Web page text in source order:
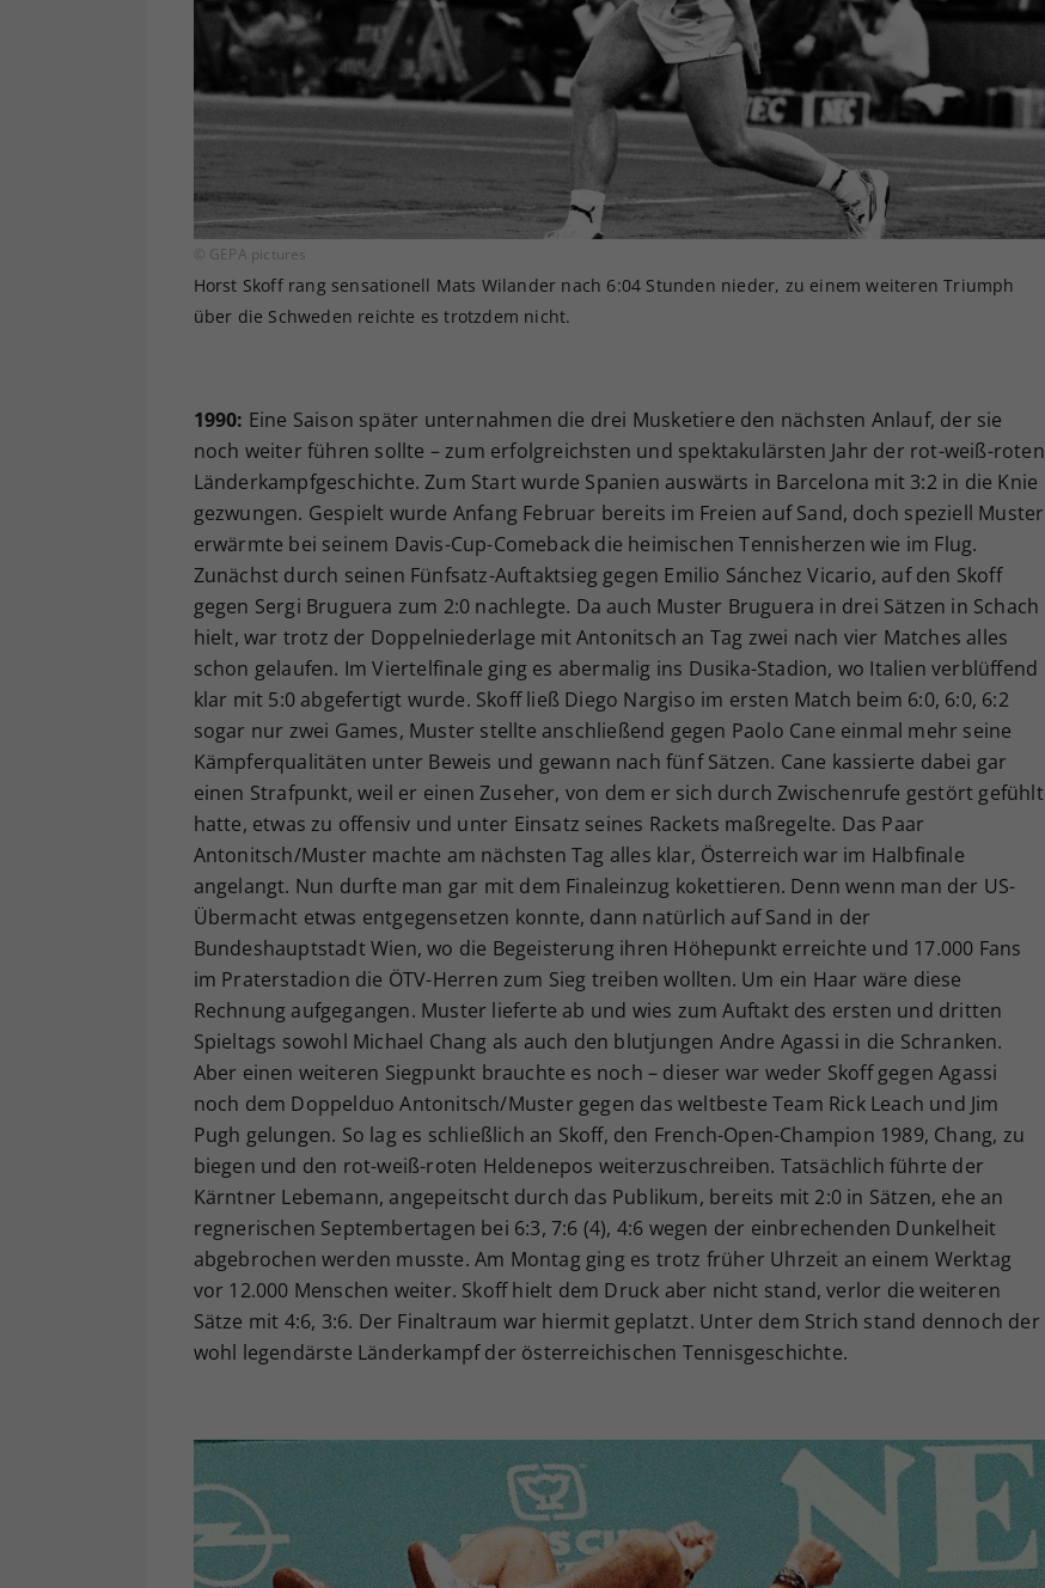
© GEPA pictures
Horst Skoff rang sensationell Mats Wilander nach 6:04 Stunden nieder, zu einem weiteren Triumph
über die Schweden reichte es trotzdem nicht.
1990: Eine Saison später unternahmen die drei Musketiere den nächsten Anlauf, der sie
noch weiter führen sollte – zum erfolgreichsten und spektakulärsten Jahr der rot-weiß-roten
Länderkampfgeschichte. Zum Start wurde Spanien auswärts in Barcelona mit 3:2 in die Knie
gezwungen. Gespielt wurde Anfang Februar bereits im Freien auf Sand, doch speziell Muster
erwärmte bei seinem Davis-Cup-Comeback die heimischen Tennisherzen wie im Flug.
Zunächst durch seinen Fünfsatz-Auftaktsieg gegen Emilio Sánchez Vicario, auf den Skoff
gegen Sergi Bruguera zum 2:0 nachlegte. Da auch Muster Bruguera in drei Sätzen in Schach
hielt, war trotz der Doppelniederlage mit Antonitsch an Tag zwei nach vier Matches alles
schon gelaufen. Im Viertelfinale ging es abermalig ins Dusika-Stadion, wo Italien verblüffend
klar mit 5:0 abgefertigt wurde. Skoff ließ Diego Nargiso im ersten Match beim 6:0, 6:0, 6:2
sogar nur zwei Games, Muster stellte anschließend gegen Paolo Cane einmal mehr seine
Kämpferqualitäten unter Beweis und gewann nach fünf Sätzen. Cane kassierte dabei gar
einen Strafpunkt, weil er einen Zuseher, von dem er sich durch Zwischenrufe gestört gefühlt
hatte, etwas zu offensiv und unter Einsatz seines Rackets maßregelte. Das Paar
Antonitsch/Muster machte am nächsten Tag alles klar, Österreich war im Halbfinale
angelangt. Nun durfte man gar mit dem Finaleinzug kokettieren. Denn wenn man der US-
Übermacht etwas entgegensetzen konnte, dann natürlich auf Sand in der
Bundeshauptstadt Wien, wo die Begeisterung ihren Höhepunkt erreichte und 17.000 Fans
im Praterstadion die ÖTV-Herren zum Sieg treiben wollten. Um ein Haar wäre diese
Rechnung aufgegangen. Muster lieferte ab und wies zum Auftakt des ersten und dritten
Spieltags sowohl Michael Chang als auch den blutjungen Andre Agassi in die Schranken.
Aber einen weiteren Siegpunkt brauchte es noch – dieser war weder Skoff gegen Agassi
noch dem Doppelduo Antonitsch/Muster gegen das weltbeste Team Rick Leach und Jim
Pugh gelungen. So lag es schließlich an Skoff, den French-Open-Champion 1989, Chang, zu
biegen und den rot-weiß-roten Heldenepos weiterzuschreiben. Tatsächlich führte der
Kärntner Lebemann, angepeitscht durch das Publikum, bereits mit 2:0 in Sätzen, ehe an
regnerischen Septembertagen bei 6:3, 7:6 (4), 4:6 wegen der einbrechenden Dunkelheit
abgebrochen werden musste. Am Montag ging es trotz früher Uhrzeit an einem Werktag
vor 12.000 Menschen weiter. Skoff hielt dem Druck aber nicht stand, verlor die weiteren
Sätze mit 4:6, 3:6. Der Finaltraum war hiermit geplatzt. Unter dem Strich stand dennoch der
wohl legendärste Länderkampf der österreichischen Tennisgeschichte.